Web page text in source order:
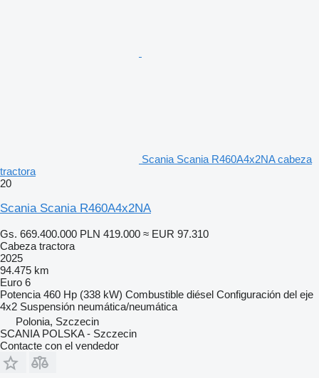
Scania Scania R460A4x2NA cabeza
tractora
20
Scania Scania R460A4x2NA
Gs. 669.400.000 PLN 419.000 ≈ EUR 97.310
Cabeza tractora
2025
94.475 km
Euro 6
Potencia 460 Hp (338 kW) Combustible diésel Configuración del eje
4x2 Suspensión neumática/neumática
Polonia, Szczecin
SCANIA POLSKA - Szczecin
Contacte con el vendedor